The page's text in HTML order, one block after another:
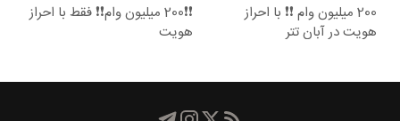
200 میلیون وام ❗❗ با احراز
هویت در آبان تتر
❗❗200 میلیون وام❗❗ فقط با احراز
هویت